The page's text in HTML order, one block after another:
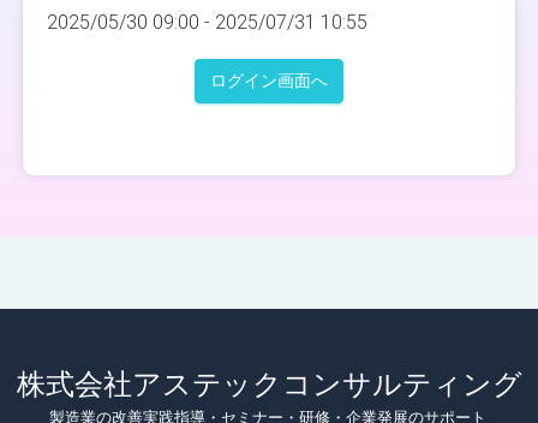
2025/05/30 09:00 - 2025/07/31 10:55
ログイン画面へ
株式会社アステックコンサルティング
製造業の改善実践指導・セミナー・研修・企業発展のサポート